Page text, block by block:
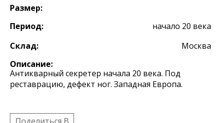
Размер:
Период:
начало 20 века
Склад:
Москва
Описание:
Антикварный секретер начала 20 века. Под
реставрацию, дефект ног. Западная Европа.